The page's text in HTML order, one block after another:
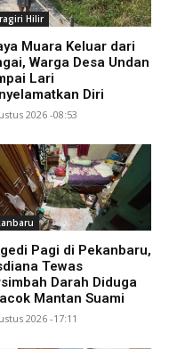
Hilir
Muara Keluar dari
Warga Desa Undan
Lari
Diri
2026 -08:53
Pagi di Pekanbaru,
Tewas
Darah Diduga
Mantan Suami
2026 -17:11